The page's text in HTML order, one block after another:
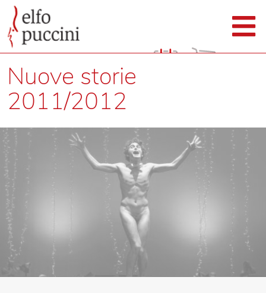
Nuove storie
2011/2012